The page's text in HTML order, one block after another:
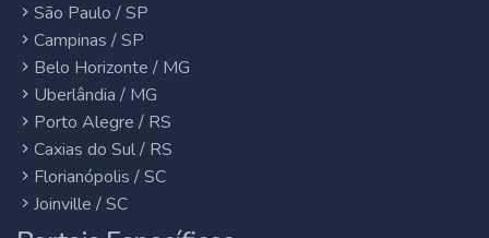
São Paulo / SP
Campinas / SP
Belo Horizonte / MG
Uberlândia / MG
Porto Alegre / RS
Caxias do Sul / RS
Florianópolis / SC
Joinville / SC